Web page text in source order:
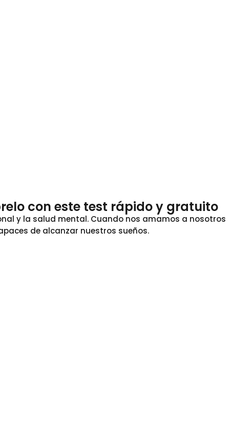
con este test rápido y gratuito
y la salud mental. Cuando nos amamos a nosotros
de alcanzar nuestros sueños.